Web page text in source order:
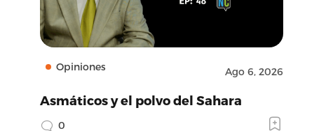
Opiniones Ago 6, 2026
Asmáticos y el polvo del Sahara
0